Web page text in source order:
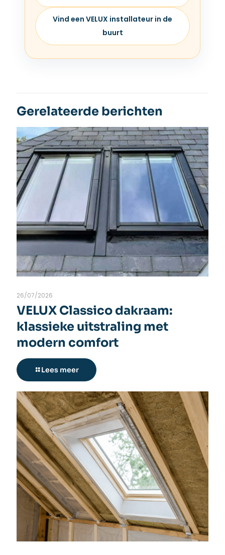
Vind een VELUX installateur in de
buurt
Gerelateerde berichten
26/07/2026
VELUX Classico dakraam:
klassieke uitstraling met
modern comfort
Lees meer